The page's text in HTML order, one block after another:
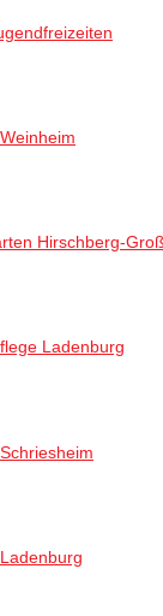
Hirschberg-
Ladenburg